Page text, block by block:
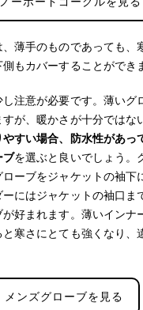
、薄手のものであっても、
もカバーすることができ
注意が必要です。薄いグ
が、暖かさが十分ではな
すい場合、防水性があっ
ブを選ぶと良いでしょう。
ーブをジャケットの袖下
にはジャケットの袖口ま
好まれます。薄いインナ
寒さにとても強くなり、
メンズグローブを見る